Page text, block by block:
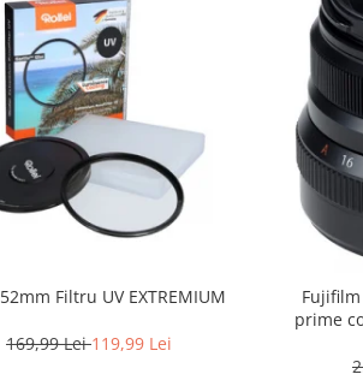
Filtru UV EXTREMIUM
169,99 Lei119,99 Lei
Fujifilm
prime